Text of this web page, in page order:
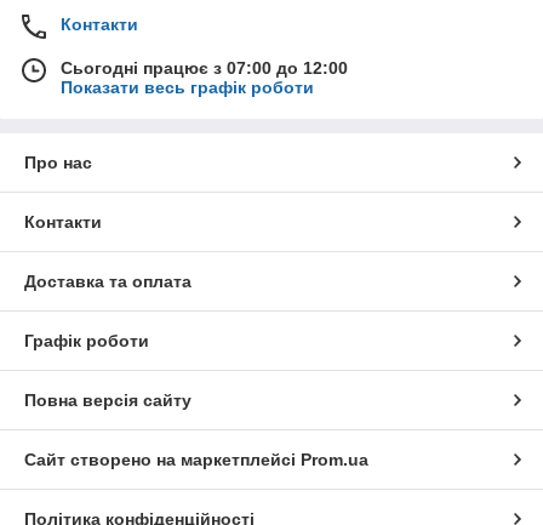
Контакти
Сьогодні працює з 07:00 до 12:00
Показати весь графік роботи
Про нас
Контакти
Доставка та оплата
Графік роботи
Повна версія сайту
Сайт створено на маркетплейсі Prom.ua
Політика конфіденційності